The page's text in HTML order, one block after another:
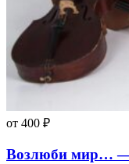
от 400 ₽
Возлюби мир… —